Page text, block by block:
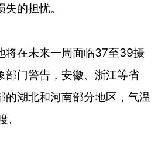
的担忧。
将在未来一周面临37至39摄
部门警告，安徽、浙江等省
的湖北和河南部分地区，气温